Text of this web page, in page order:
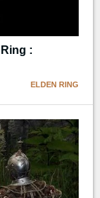
:
ELDEN RING